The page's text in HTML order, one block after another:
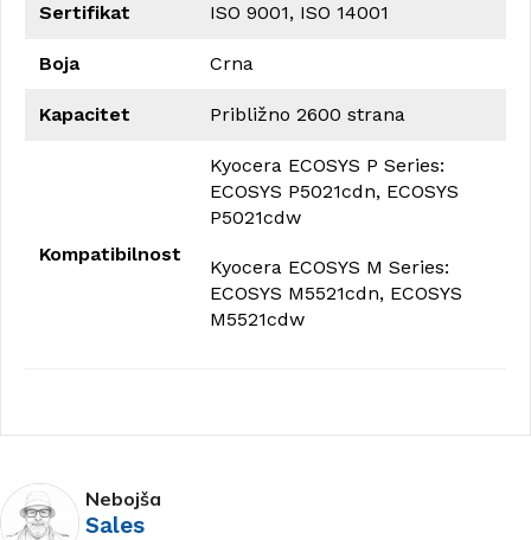
Sertifikat ISO 9001, ISO 14001
Boja Crna
Kapacitet Približno 2600 strana
Kompatibilnost
Kyocera ECOSYS P Series:
ECOSYS P5021cdn, ECOSYS
P5021cdw
Kyocera ECOSYS M Series:
ECOSYS M5521cdn, ECOSYS
M5521cdw
Nebojša
Sales